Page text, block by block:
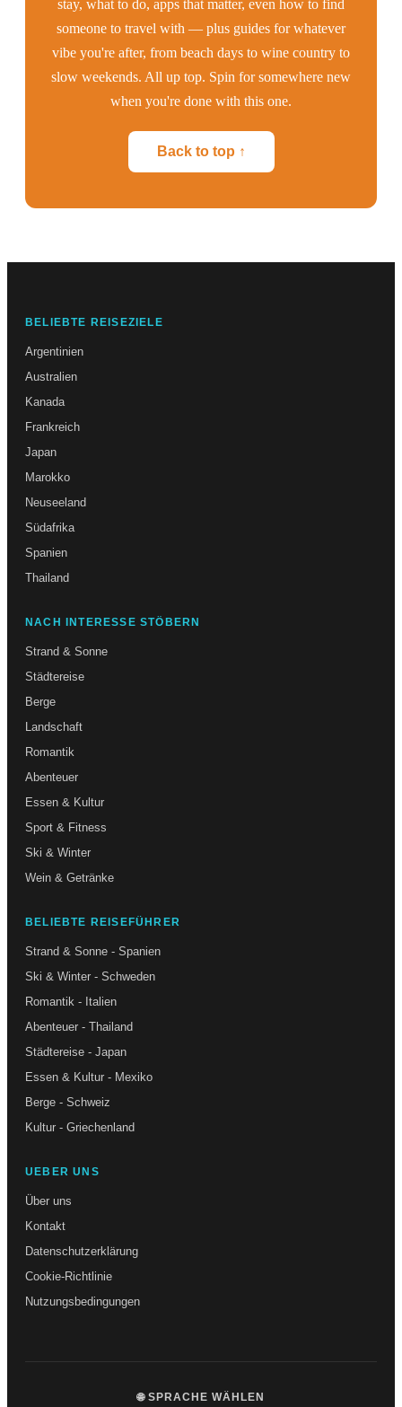
stay, what to do, apps that matter, even how to find
someone to travel with — plus guides for whatever
vibe you're after, from beach days to wine country to
slow weekends. All up top. Spin for somewhere new
when you're done with this one.
Back to top ↑
BELIEBTE REISEZIELE
Argentinien
Australien
Kanada
Frankreich
Japan
Marokko
Neuseeland
Südafrika
Spanien
Thailand
NACH INTERESSE STÖBERN
Strand & Sonne
Städtereise
Berge
Landschaft
Romantik
Abenteuer
Essen & Kultur
Sport & Fitness
Ski & Winter
Wein & Getränke
BELIEBTE REISEFÜHRER
Strand & Sonne - Spanien
Ski & Winter - Schweden
Romantik - Italien
Abenteuer - Thailand
Städtereise - Japan
Essen & Kultur - Mexiko
Berge - Schweiz
Kultur - Griechenland
UEBER UNS
Über uns
Kontakt
Datenschutzerklärung
Cookie-Richtlinie
Nutzungsbedingungen
🌐 SPRACHE WÄHLEN